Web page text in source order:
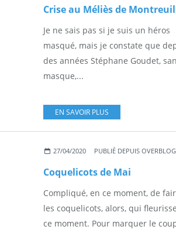
Je ne sais pas si je suis un héros
masqué, mais je constate que
des années Stéphane Goudet,
masque,...
EN SAVOIR PLUS
27/04/2020 PUBLIÉ DEPUIS OVERBLOG
Coquelicots de Mai
Compliqué, en ce moment, de
les coquelicots, alors, qui
ce moment. Pour marquer le